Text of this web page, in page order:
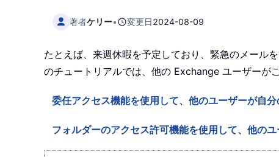
著者ケリー• 変更日2024-08-09
たとえば、来週休暇を予定しており、緊急のメール
のチュートリアルでは、他の Exchange ユーザーが
委任アクセス機能を使用して、他のユーザーが自
フォルダーのアクセス許可機能を使用して、他の